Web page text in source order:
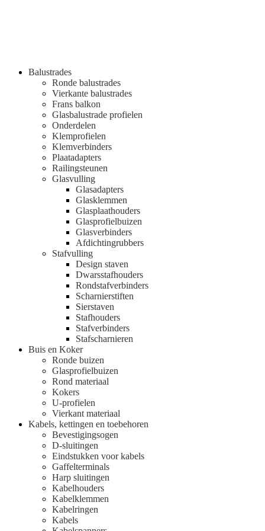
Balustrades
Ronde balustrades
Vierkante balustrades
Frans balkon
Glasbalustrade profielen
Onderdelen
Klemprofielen
Klemverbinders
Plaatadapters
Railingsteunen
Glasvulling
Glasadapters
Glasklemmen
Glasplaathouders
Glasprofielbuizen
Glasverbinders
Afdichtingrubbers
Stafvulling
Design staven
Dwarsstafhouders
Rondstafverbinders
Scharnierstiften
Sierstaven
Stafhouders
Stafverbinders
Stafscharnieren
Buis en Koker
Ronde buizen
Glasprofielbuizen
Rond materiaal
Kokers
U-profielen
Vierkant materiaal
Kabels, kettingen en toebehoren
Bevestigingsogen
D-sluitingen
Eindstukken voor kabels
Gaffelterminals
Harp sluitingen
Kabelhouders
Kabelklemmen
Kabelringen
Kabels